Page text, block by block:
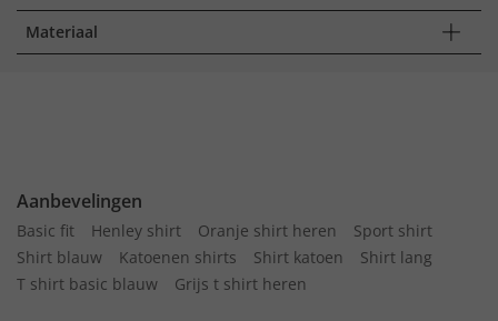
Materiaal
Aanbevelingen
Basic fit Henley shirt Oranje shirt heren
Sport shirt
Shirt blauw
Katoenen shirts Shirt katoen
Shirt lang
T shirt basic blauw
Grijs t shirt heren